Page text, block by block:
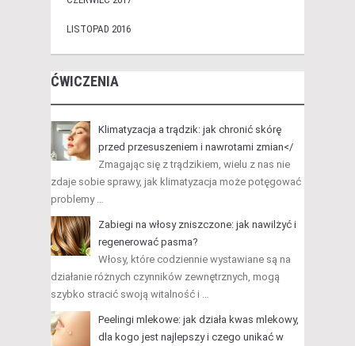
LISTOPAD 2016
ĆWICZENIA
Klimatyzacja a trądzik: jak chronić skórę
przed przesuszeniem i nawrotami zmian</
Zmagając się z trądzikiem, wielu z nas nie
zdaje sobie sprawy, jak klimatyzacja może potęgować
problemy …
Zabiegi na włosy zniszczone: jak nawilżyć i
regenerować pasma?
Włosy, które codziennie wystawiane są na
działanie różnych czynników zewnętrznych, mogą
szybko stracić swoją witalność i …
Peelingi mlekowe: jak działa kwas mlekowy,
dla kogo jest najlepszy i czego unikać w